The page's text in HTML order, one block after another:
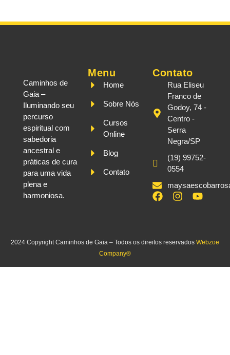
Caminhos de
Gaia –
Iluminando seu
percurso
espiritual com
sabedoria
ancestral e
práticas de cura
para uma vida
plena e
harmoniosa.
Menu
Home
Sobre Nós
Cursos
Online
Blog
Contato
Contato
Rua Eliseu
Franco de
Godoy, 74 -
Centro -
Serra
Negra/SP
(19) 99752-
0554
2024 Copyright Caminhos de Gaia – Todos os direitos reservados Webzoe
Company®